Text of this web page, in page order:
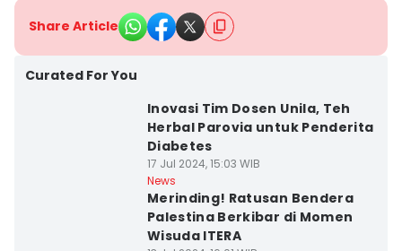
Share Article
Curated For You
Inovasi Tim Dosen Unila, Teh
Herbal Parovia untuk Penderita
Diabetes
17 Jul 2024, 15:03 WIB
News
Merinding! Ratusan Bendera
Palestina Berkibar di Momen
Wisuda ITERA